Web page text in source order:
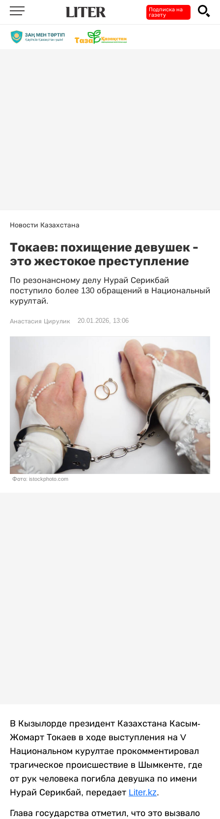
Подписка на
газету
Новости Казахстана
Токаев: похищение девушек -
это жестокое преступление
По резонансному делу Нурай Серикбай
поступило более 130 обращений в Национальный
курултай.
Анастасия Цирулик 20.01.2026, 13:06
Фото: istockphoto.com
В Кызылорде президент Казахстана Касым-
Жомарт Токаев в ходе выступления на V
Национальном курултае прокомментировал
трагическое происшествие в Шымкенте, где
от рук человека погибла девушка по имени
Нурай Серикбай, передает Liter.kz.
Глава государства отметил, что это вызвало